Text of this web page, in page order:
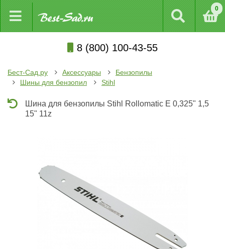
0
8 (800) 100-43-55
Бест-Сад.ру Аксессуары
Бензопилы
Шины для бензопил
Stihl
Шина для бензопилы Stihl Rollomatic E 0,325" 1,5
15" 11z